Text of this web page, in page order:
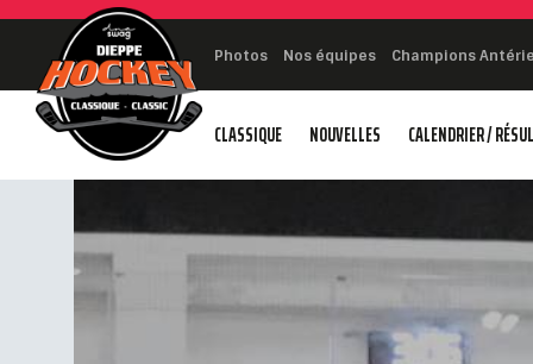
Photos Nos équipes Champions
CLASSIQUE NOUVELLES CALENDRIER /